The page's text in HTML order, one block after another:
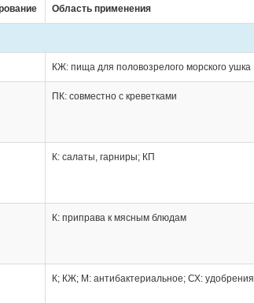
Область применения
КЖ: пища для половозрелого морского ушка
ПК: совместно с креветками
К: салаты, гарниры; КП
К: приправа к мясным блюдам
К; КЖ; М: антибактериальное; СХ: удобрения